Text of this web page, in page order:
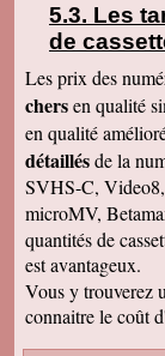
que les
Colis
par vos
Hervé R
j'ai bien
de cet
Pascal R
bonjour
Francis C
J' ai
Les
de
Les prix des
chersen qualité
en qualité
détaillésde la
SVHS-C,
microMV,
quantités de
est avantageux.
Vous y trouverez
connaitre le coût